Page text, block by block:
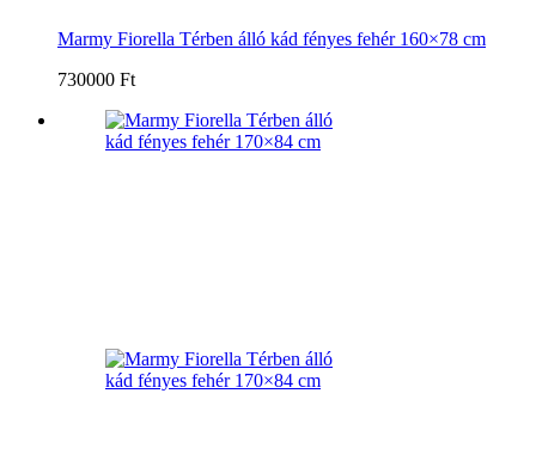
Marmy Fiorella Térben álló kád fényes fehér 160×78 cm
730000 Ft